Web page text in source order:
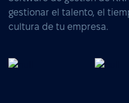
gestionar el talento, el
cultura de tu empresa.